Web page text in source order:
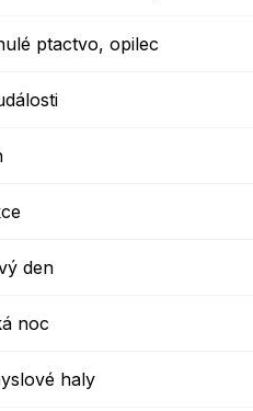
ptactvo, opilec
den
noc
haly